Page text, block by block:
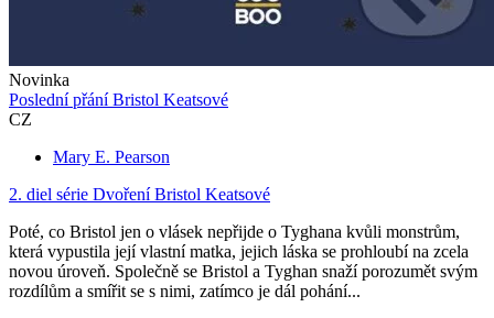
Novinka
Poslední přání Bristol Keatsové
CZ
Mary E. Pearson
2. diel série Dvoření Bristol Keatsové
Poté, co Bristol jen o vlásek nepřijde o Tyghana kvůli monstrům,
která vypustila její vlastní matka, jejich láska se prohloubí na zcela
novou úroveň. Společně se Bristol a Tyghan snaží porozumět svým
rozdílům a smířit se s nimi, zatímco je dál pohání...